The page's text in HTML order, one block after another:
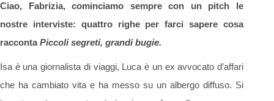
Ciao, Fabrizia, cominciamo sempre con un pitch le
nostre interviste: quattro righe per farci sapere cosa
raccontaPiccoli segreti, grandi bugie.
Isa è una giornalista di viaggi, Luca è un ex avvocato d’affari
che ha cambiato vita e ha messo su un albergo diffuso. Si